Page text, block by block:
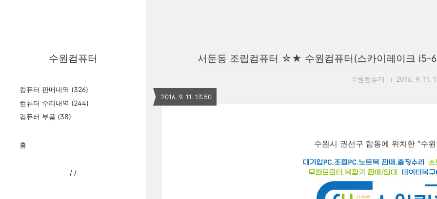
수원컴퓨터
컴퓨터 판매내역 (326)
컴퓨터 수리내역 (244)
컴퓨터 부품 (38)
홈
/ /
서둔동 조립컴퓨터 ☆★ 수원컴퓨터(스카이레이크
수원컴퓨터 2016. 9. 11.
2016. 9. 11. 13:50
수원시 권선구 탑동에 위치한 "수